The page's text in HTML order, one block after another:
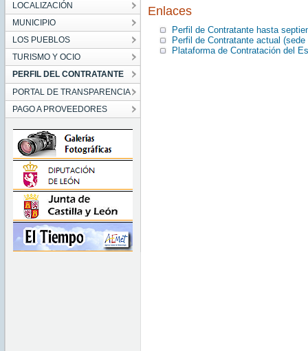
LOCALIZACIÓN
MUNICIPIO
LOS PUEBLOS
TURISMO Y OCIO
PERFIL DEL CONTRATANTE
PORTAL DE TRANSPARENCIA
PAGO A PROVEEDORES
Enlaces
Perfil de Contratante hasta
Perfil de Contratante actual (sede
Plataforma de Contratación del